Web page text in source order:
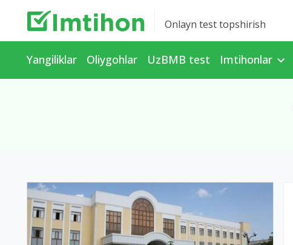
Onlayn test topshirish
Yangiliklar Oliygohlar UzBMB test Imtihonlar